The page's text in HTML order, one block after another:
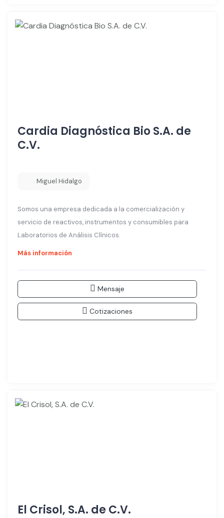
Cardia Diagnóstica Bio S.A. de
C.V.
Miguel Hidalgo
Somos una empresa dedicada a la comercialización y
servicio de reactivos, instrumentos y consumibles para
Laboratorios de Análisis Clínicos.
Más información
Mensaje
Cotizaciones
El Crisol, S.A. de C.V.